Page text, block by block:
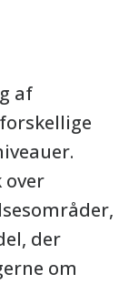
af
over
der
om